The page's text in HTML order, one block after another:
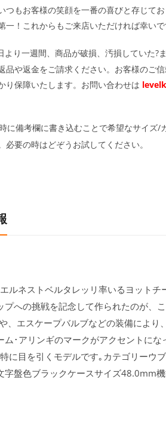
つもお客様の笑顔を一番の喜びと存じて
一！これからもご来店いただければ幸いで
より一週間、商品が破損、汚損していた?
品や返金をご請求ください。お客様のご
り保障いたします。お問い合わせは
に備考欄に書き込むことで希望なサイズ
必要の時はどぞうお試してください。
ルネストベルタレッリ率いるヨットチ
への挑戦を記念して作られたのが、
、エスケープバルブなどの装備により
･アリンギのマークがアクセントにな
に目を引くモデルです｡カテゴリーウ
盤色ブラックケースサイズ48.0mm